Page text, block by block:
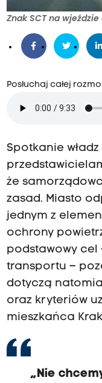
Znak SCT na wjeździe
Posłuchaj całej
Spotkanie
że
zasad. Miasto
jednym z
ochrony
podstawowy cel
transportu –
dotyczą
oraz kryteriów
mieszkańca
„Nie